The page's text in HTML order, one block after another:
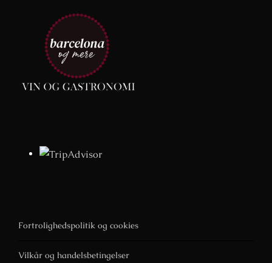
Fortrolighedspolitik og cookies
Vilkår og handelsbetingelser